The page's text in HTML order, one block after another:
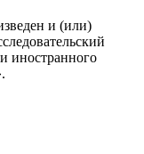
и (или)
иностранного